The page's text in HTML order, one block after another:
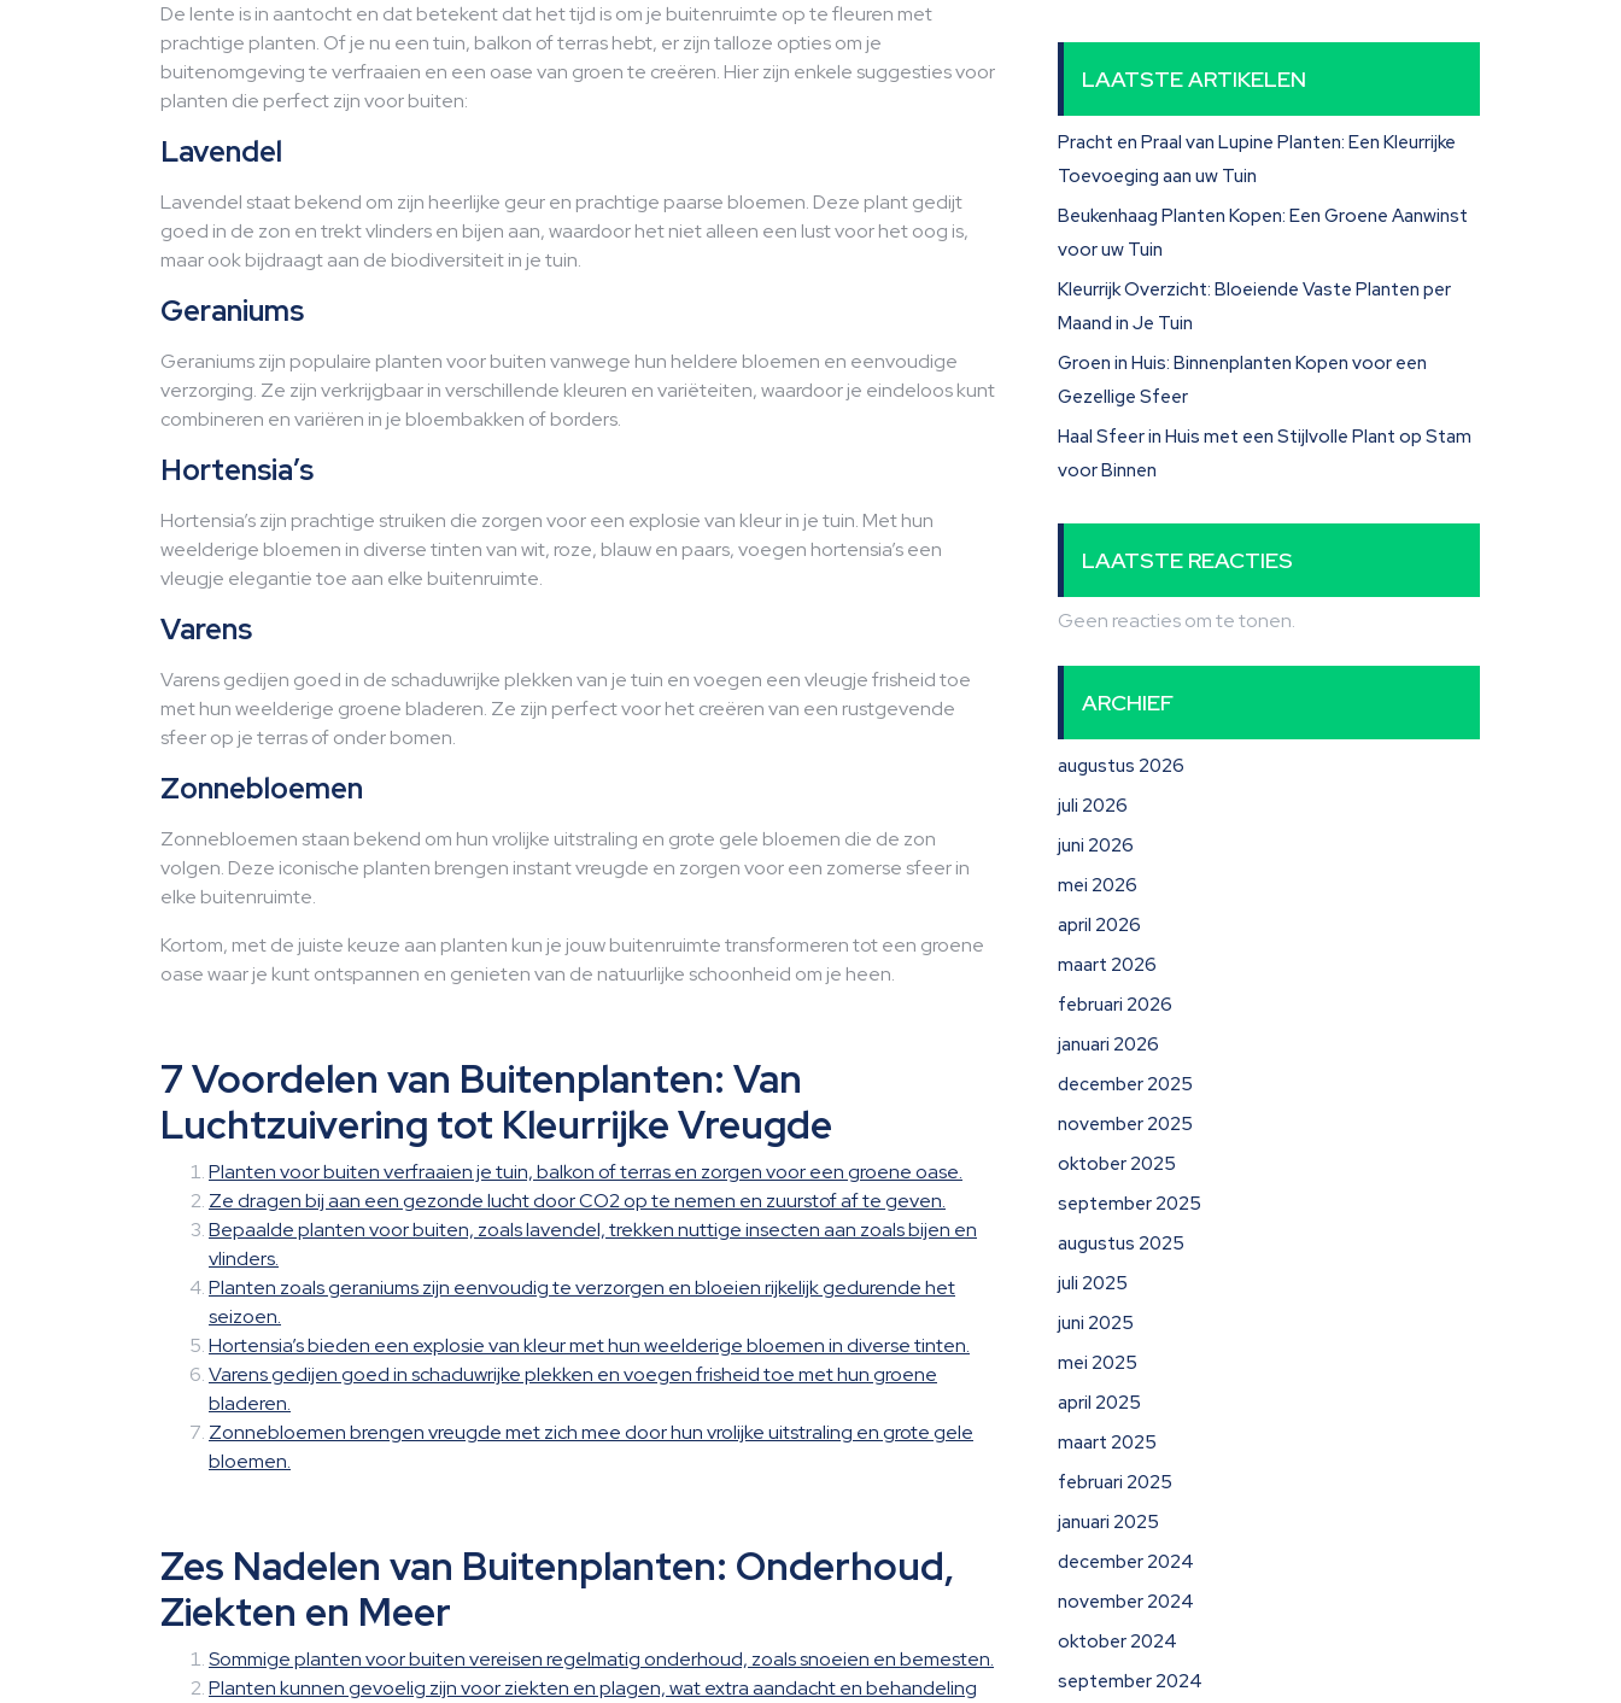
De lente is in aantocht en dat betekent dat het tijd is om je buitenruimte op te fleuren met
prachtige planten. Of je nu een tuin, balkon of terras hebt, er zijn talloze opties om je
buitenomgeving te verfraaien en een oase van groen te creëren. Hier zijn enkele suggesties voor
planten die perfect zijn voor buiten:
Lavendel
Lavendel staat bekend om zijn heerlijke geur en prachtige paarse bloemen. Deze plant gedijt
goed in de zon en trekt vlinders en bijen aan, waardoor het niet alleen een lust voor het oog is,
maar ook bijdraagt aan de biodiversiteit in je tuin.
Geraniums
Geraniums zijn populaire planten voor buiten vanwege hun heldere bloemen en eenvoudige
verzorging. Ze zijn verkrijgbaar in verschillende kleuren en variëteiten, waardoor je eindeloos kunt
combineren en variëren in je bloembakken of borders.
Hortensia’s
Hortensia’s zijn prachtige struiken die zorgen voor een explosie van kleur in je tuin. Met hun
weelderige bloemen in diverse tinten van wit, roze, blauw en paars, voegen hortensia’s een
vleugje elegantie toe aan elke buitenruimte.
Varens
Varens gedijen goed in de schaduwrijke plekken van je tuin en voegen een vleugje frisheid toe
met hun weelderige groene bladeren. Ze zijn perfect voor het creëren van een rustgevende
sfeer op je terras of onder bomen.
Zonnebloemen
Zonnebloemen staan bekend om hun vrolijke uitstraling en grote gele bloemen die de zon
volgen. Deze iconische planten brengen instant vreugde en zorgen voor een zomerse sfeer in
elke buitenruimte.
Kortom, met de juiste keuze aan planten kun je jouw buitenruimte transformeren tot een groene
oase waar je kunt ontspannen en genieten van de natuurlijke schoonheid om je heen.
7 Voordelen van Buitenplanten: Van
Luchtzuivering tot Kleurrijke Vreugde
Planten voor buiten verfraaien je tuin, balkon of terras en zorgen voor een groene oase.
Ze dragen bij aan een gezonde lucht door CO2 op te nemen en zuurstof af te geven.
Bepaalde planten voor buiten, zoals lavendel, trekken nuttige insecten aan zoals bijen en
vlinders.
Planten zoals geraniums zijn eenvoudig te verzorgen en bloeien rijkelijk gedurende het
seizoen.
Hortensia’s bieden een explosie van kleur met hun weelderige bloemen in diverse tinten.
Varens gedijen goed in schaduwrijke plekken en voegen frisheid toe met hun groene
bladeren.
Zonnebloemen brengen vreugde met zich mee door hun vrolijke uitstraling en grote gele
bloemen.
Zes Nadelen van Buitenplanten: Onderhoud,
Ziekten en Meer
Sommige planten voor buiten vereisen regelmatig onderhoud, zoals snoeien en bemesten.
Planten kunnen gevoelig zijn voor ziekten en plagen, wat extra aandacht en behandeling
LAATSTE ARTIKELEN
Pracht en Praal van Lupine Planten: Een Kleurrijke
Toevoeging aan uw Tuin
Beukenhaag Planten Kopen: Een Groene Aanwinst
voor uw Tuin
Kleurrijk Overzicht: Bloeiende Vaste Planten per
Maand in Je Tuin
Groen in Huis: Binnenplanten Kopen voor een
Gezellige Sfeer
Haal Sfeer in Huis met een Stijlvolle Plant op Stam
voor Binnen
LAATSTE REACTIES
Geen reacties om te tonen.
ARCHIEF
augustus 2026
juli 2026
juni 2026
mei 2026
april 2026
maart 2026
februari 2026
januari 2026
december 2025
november 2025
oktober 2025
september 2025
augustus 2025
juli 2025
juni 2025
mei 2025
april 2025
maart 2025
februari 2025
januari 2025
december 2024
november 2024
oktober 2024
september 2024